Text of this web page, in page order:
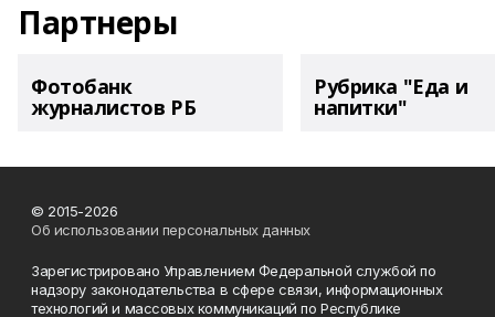
Партнеры
Фотобанк
журналистов РБ
Рубрика "Еда и
напитки"
© 2015-2026
Об использовании персональных данных
Зарегистрировано Управлением Федеральной службой по
надзору законодательства в сфере связи, информационных
технологий и массовых коммуникаций по Республике